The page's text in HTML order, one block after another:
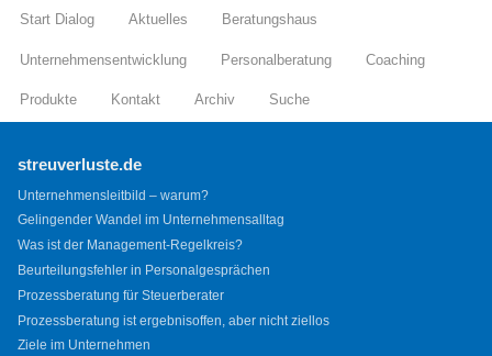
Start Dialog Aktuelles Beratungshaus
Unternehmensentwicklung Personalberatung Coaching
Produkte Kontakt Archiv Suche
streuverluste.de
Unternehmensleitbild – warum?
Gelingender Wandel im Unternehmensalltag
Was ist der Management-Regelkreis?
Beurteilungsfehler in Personalgesprächen
Prozessberatung für Steuerberater
Prozessberatung ist ergebnisoffen, aber nicht ziellos
Ziele im Unternehmen